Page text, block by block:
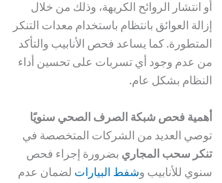
أو انتشار الروائح الكريهة، وذلك من خلال
إزالة العوائق بانتظام باستخدام معدات التنكر
المتطورة. كما يساعد فحص الأنابيب والتأكد
من عدم وجود أي تسربات على تحسين أداء
النظام بشكل عام.
أهمية فحص شبكة الصرف الصحي سنويًا
توصي العديد من الشركات المتخصصة في
تنكر سحب المجاري بضرورة إجراء فحص
سنوي للأنابيب وشفط البيارات لضمان عدم